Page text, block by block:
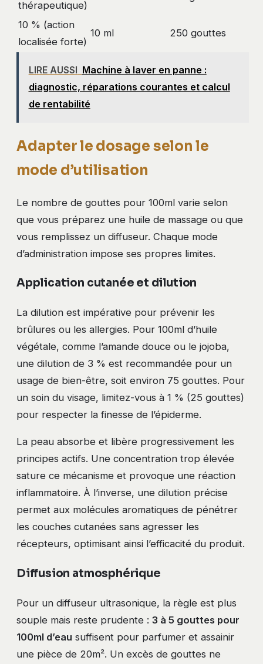
thérapeutique)
10 % (action
localisée forte)
10 ml 250 gouttes
LIRE AUSSI Machine à laver en panne :
diagnostic, réparations courantes et calcul
de rentabilité
Adapter le dosage selon le
mode d’utilisation
Le nombre de gouttes pour 100ml varie selon
que vous préparez une huile de massage ou que
vous remplissez un diffuseur. Chaque mode
d’administration impose ses propres limites.
Application cutanée et dilution
La dilution est impérative pour prévenir les
brûlures ou les allergies. Pour 100ml d’huile
végétale, comme l’amande douce ou le jojoba,
une dilution de 3 % est recommandée pour un
usage de bien-être, soit environ 75 gouttes. Pour
un soin du visage, limitez-vous à 1 % (25 gouttes)
pour respecter la finesse de l’épiderme.
La peau absorbe et libère progressivement les
principes actifs. Une concentration trop élevée
sature ce mécanisme et provoque une réaction
inflammatoire. À l’inverse, une dilution précise
permet aux molécules aromatiques de pénétrer
les couches cutanées sans agresser les
récepteurs, optimisant ainsi l’efficacité du produit.
Diffusion atmosphérique
Pour un diffuseur ultrasonique, la règle est plus
souple mais reste prudente : 3 à 5 gouttes pour
100ml d’eau suffisent pour parfumer et assainir
une pièce de 20m². Un excès de gouttes ne